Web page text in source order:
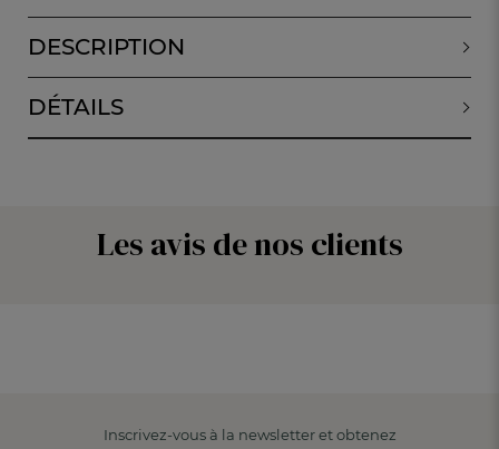
DESCRIPTION
DÉTAILS
Les avis de nos clients
Inscrivez-vous à la newsletter et obtenez